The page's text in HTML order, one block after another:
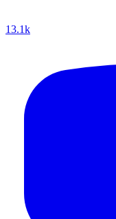
13.1k